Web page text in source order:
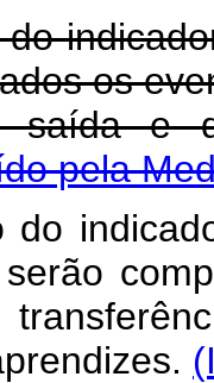
do
os
saída e
pela
do